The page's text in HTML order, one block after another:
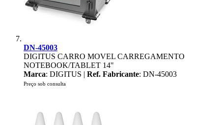
DN-45003
DIGITUS CARRO MOVEL CARREGAMENTO
NOTEBOOK/TABLET 14"
Marca: DIGITUS | Ref. Fabricante: DN-45003
Preço sob consulta